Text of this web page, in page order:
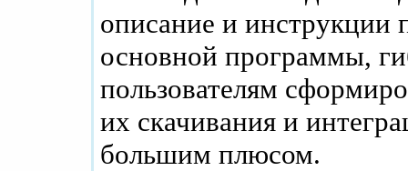
описание и инструкции
основной программы,
пользователям
их скачивания и
большим плюсом.